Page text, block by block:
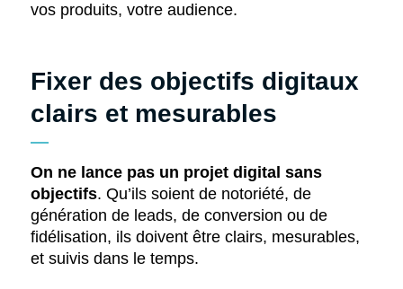
vos produits, votre audience.
Fixer des objectifs digitaux
clairs et mesurables
On ne lance pas un projet digital sans
objectifs. Qu’ils soient de notoriété, de
génération de leads, de conversion ou de
fidélisation, ils doivent être clairs, mesurables,
et suivis dans le temps.